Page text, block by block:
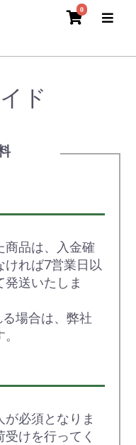
0
ド
商品は、入金確
ければ7営業日以
発送いたしま
場合は、弊社
必須となりま
けを行ってく